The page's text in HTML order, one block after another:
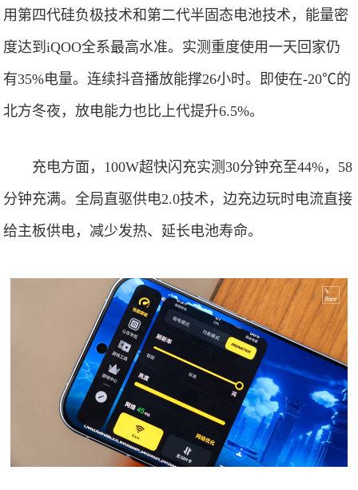
用第四代硅负极技术和第二代半固态电池技术，能量密
度达到iQOO全系最高水准。实测重度使用一天回家仍
有35%电量。连续抖音播放能撑26小时。即使在-20℃的
北方冬夜，放电能力也比上代提升6.5%。
充电方面，100W超快闪充实测30分钟充至44%，58
分钟充满。全局直驱供电2.0技术，边充边玩时电流直接
给主板供电，减少发热、延长电池寿命。